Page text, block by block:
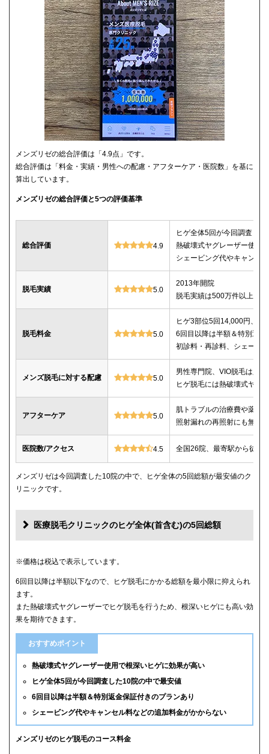
メンズリゼの総合評価は「4.9点」です。
総合評価は「料金・実績・男性への配慮・アフターケア・医院数」を基に
算出しています。
メンズリゼの総合評価と5つの評価基準
総合評価 4.9
ヒゲ全体5回が今回調査し
熱破壊式ヤグレーザー使用
シェービング代やキャンセ
脱毛実績 5.0
2013年開院
脱毛実績は500万件以上
脱毛料金 5.0
ヒゲ3部位5回14,000円、ヒ
6回目以降は半額＆特別返
初診料・再診料、シェービ
メンズ脱毛に対する配慮 5.0
男性専門院、VIO脱毛は必
ヒゲ脱毛には熱破壊式ヤグ
アフターケア 5.0
肌トラブルの治療費や薬代
照射漏れの再照射にも無料
医院数/アクセス 4.5 全国26院、最寄駅から徒歩
メンズリゼは今回調査した10院の中で、ヒゲ全体の5回総額が最安値のク
リニックです。
医療脱毛クリニックのヒゲ全体(首含む)の5回総額
クリニック
メンズリゼ 59,800円
メンズルシアクリニック 61,600円(平日5回)
65,880円(6回)
渋谷美容外科クリニック 74,800円(首あご裏除く)
ゴリラクリニック 76,800円(平日6回)
メンズエミナル 78,000円
ダビデクリニック
※価格は税込で表示しています。
6回目以降は半額以下なので、ヒゲ脱毛にかかる総額を最小限に抑えられ
ます。
また熱破壊式ヤグレーザーでヒゲ脱毛を行うため、根深いヒゲにも高い効
果を期待できます。
おすすめポイント
熱破壊式ヤグレーザー使用で根深いヒゲに効果が高い
ヒゲ全体5回が今回調査した10院の中で最安値
6回目以降は半額＆特別返金保証付きのプランあり
シェービング代やキャンセル料などの追加料金がかからない
メンズリゼのヒゲ脱毛のコース料金